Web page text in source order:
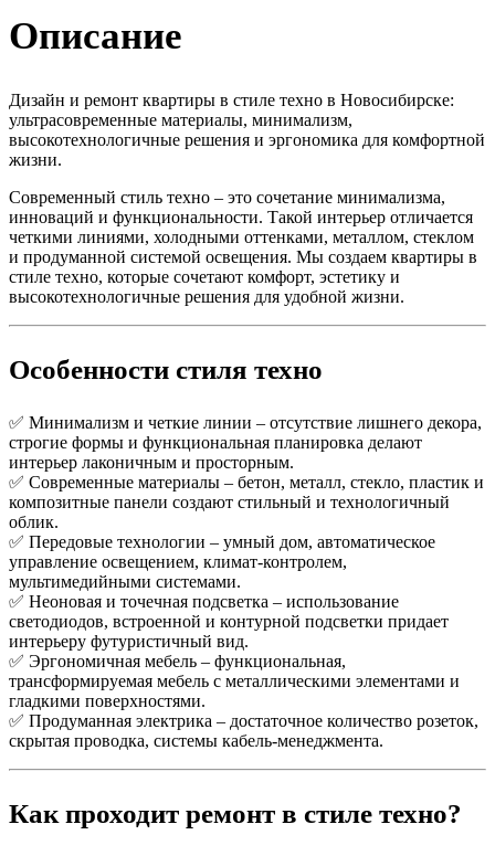
Описание
Дизайн и ремонт квартиры в стиле техно в Новосибирске:
ультрасовременные материалы, минимализм,
высокотехнологичные решения и эргономика для комфортной
жизни.
Современный стиль техно – это сочетание минимализма,
инноваций и функциональности. Такой интерьер отличается
четкими линиями, холодными оттенками, металлом, стеклом
и продуманной системой освещения. Мы создаем квартиры в
стиле техно, которые сочетают комфорт, эстетику и
высокотехнологичные решения для удобной жизни.
Особенности стиля техно
✅ Минимализм и четкие линии – отсутствие лишнего декора,
строгие формы и функциональная планировка делают
интерьер лаконичным и просторным.
✅ Современные материалы – бетон, металл, стекло, пластик и
композитные панели создают стильный и технологичный
облик.
✅ Передовые технологии – умный дом, автоматическое
управление освещением, климат-контролем,
мультимедийными системами.
✅ Неоновая и точечная подсветка – использование
светодиодов, встроенной и контурной подсветки придает
интерьеру футуристичный вид.
✅ Эргономичная мебель – функциональная,
трансформируемая мебель с металлическими элементами и
гладкими поверхностями.
✅ Продуманная электрика – достаточное количество розеток,
скрытая проводка, системы кабель-менеджмента.
Как проходит ремонт в стиле техно?